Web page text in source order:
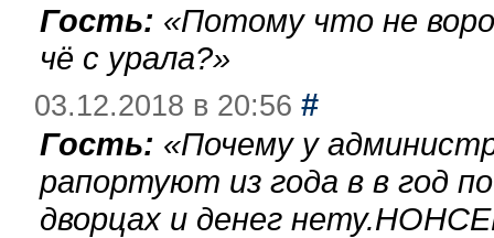
Гость: «Потому что не
чё с урала?»
03.12.2018 в 20:56 #
Гость: «Почему у
рапортуют из года в в год
дворцах и денег